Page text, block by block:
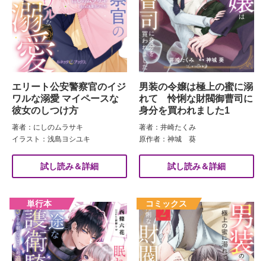
エリート公安警察官のイジ
ワルな溺愛 マイペースな
彼女のしつけ方
著者：にしのムラサキ
イラスト：浅島ヨシユキ
試し読み＆詳細
男装の令嬢は極上の蜜に溺
れて 怜悧な財閥御曹司に
身分を買われました1
著者：井崎たくみ
原作者：神城 葵
試し読み＆詳細